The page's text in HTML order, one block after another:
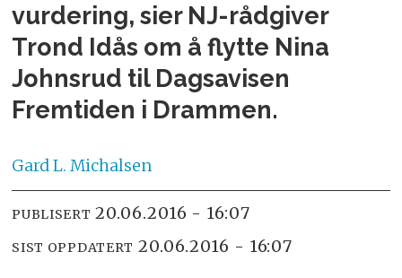
vurdering, sier NJ-rådgiver
Trond Idås om å flytte Nina
Johnsrud til Dagsavisen
Fremtiden i Drammen.
Gard L. Michalsen
PUBLISERT 20.06.2016 - 16:07
SIST OPPDATERT 20.06.2016 - 16:07